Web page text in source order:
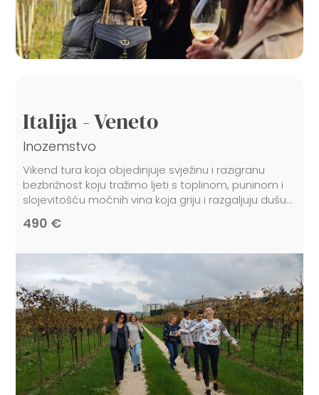
Italija - Veneto
Inozemstvo
Vikend tura koja objedinjuje svježinu i razigranu
bezbrižnost koju tražimo ljeti s toplinom, puninom i
slojevitošću moćnih vina koja griju i razgaljuju dušu...
490 €